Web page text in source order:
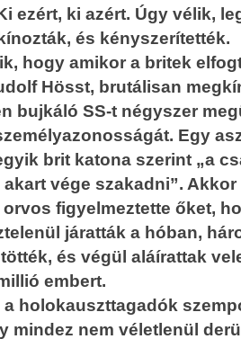
ezért, ki azért. Úgy vélik,
és kényszerítették.
hogy amikor a britek
Hösst, brutálisan
bujkáló SS-t négyszer
Egy
brit katona szerint „a
vége szakadni”.
figyelmeztette őket,
járatták a hóban,
és végül aláírattak
embert.
a holokauszttagadók
mindez nem véletlenül